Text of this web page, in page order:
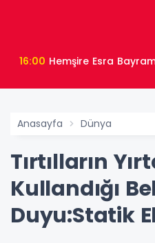
16:00 Hemşire Esra
Anasayfa Dünya
Tırtılların
Kullandığı
Duyu:Statik